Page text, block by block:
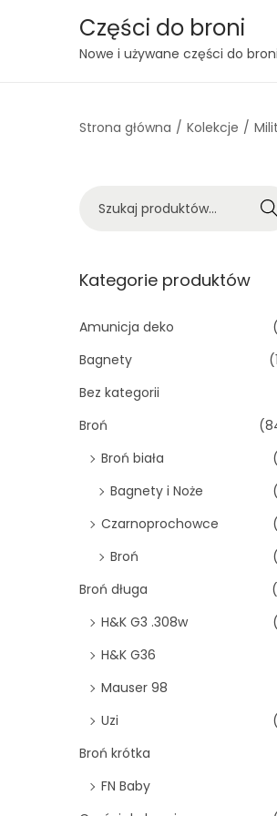
S
p
i
a
t
i
n
S
p
t
n
t
Części do broni
Nowe i używane części do broni
Strona główna / Kolekcje /
k
j
:
Kategorie produktów
Amunicja deko
Bagnety
Bez kategorii
Broń
Broń biała
Bagnety i Noże
Czarnoprochowce
Broń
Broń długa
H&K G3 .308w
H&K G36
Mauser 98
Uzi
Broń krótka
FN Baby